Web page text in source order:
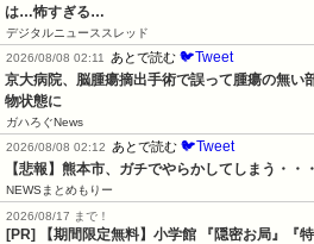
は…怖すぎる…
デジタルニューススレッド
2026/08/08 02:11
あとで読む 🐦Tweet
京大病院、脳腫瘍摘出手術で誤って腫瘍の無い
物状態に
ガハろぐNews
2026/08/08 02:12
あとで読む 🐦Tweet
【悲報】熊本市、ガチでやらかしてしまう・・
NEWSまとめもりー
2026/08/17 まで！
[PR] 【期間限定無料】小学館 『隠密お局』『